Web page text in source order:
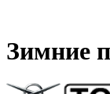
Зимние